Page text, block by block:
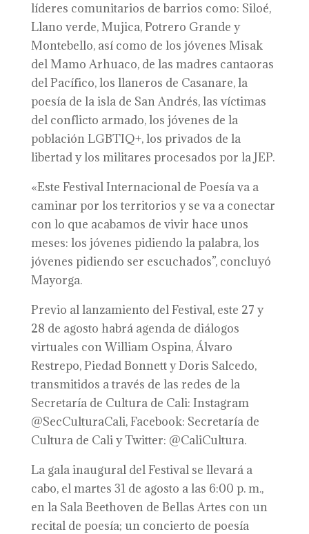
líderes comunitarios de barrios como: Siloé,
Llano verde, Mujica, Potrero Grande y
Montebello, así como de los jóvenes Misak
del Mamo Arhuaco, de las madres cantaoras
del Pacífico, los llaneros de Casanare, la
poesía de la isla de San Andrés, las víctimas
del conflicto armado, los jóvenes de la
población LGBTIQ+, los privados de la
libertad y los militares procesados por la JEP.
«Este Festival Internacional de Poesía va a
caminar por los territorios y se va a conectar
con lo que acabamos de vivir hace unos
meses: los jóvenes pidiendo la palabra, los
jóvenes pidiendo ser escuchados”, concluyó
Mayorga.
Previo al lanzamiento del Festival, este 27 y
28 de agosto habrá agenda de diálogos
virtuales con William Ospina, Álvaro
Restrepo, Piedad Bonnett y Doris Salcedo,
transmitidos a través de las redes de la
Secretaría de Cultura de Cali: Instagram
@SecCulturaCali, Facebook: Secretaría de
Cultura de Cali y Twitter: @CaliCultura.
La gala inaugural del Festival se llevará a
cabo, el martes 31 de agosto a las 6:00 p. m.,
en la Sala Beethoven de Bellas Artes con un
recital de poesía; un concierto de poesía